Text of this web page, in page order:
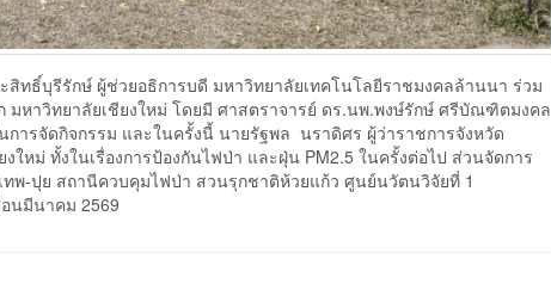
ทธิ์บุรีรักษ์ ผู้ช่วยอธิการบดี มหาวิทยาลัยเทคโนโลยีราชมงคลล้านนา ร่วม
มหาวิทยาลัยเชียงใหม่ โดยมี ศาสตราจารย์ ดร.นพ.พงษ์รักษ์ ศรีบัณฑิตมงคล
ารจัดกิจกรรม และในครั้งนี้ นายรัฐพล นราดิศร ผู้ว่าราชการจังหวัด
ใหม่ ทั้งในเรื่องการป้องกันไฟป่า และฝุ่น PM2.5 ในครั้งต่อไป ส่วนจัดการ
-ปุย สถานีควบคุมไฟป่า สวนรุกชาติห้วยแก้ว ศูนย์นวัตนวิจัยที่ 1
อนมีนาคม 2569